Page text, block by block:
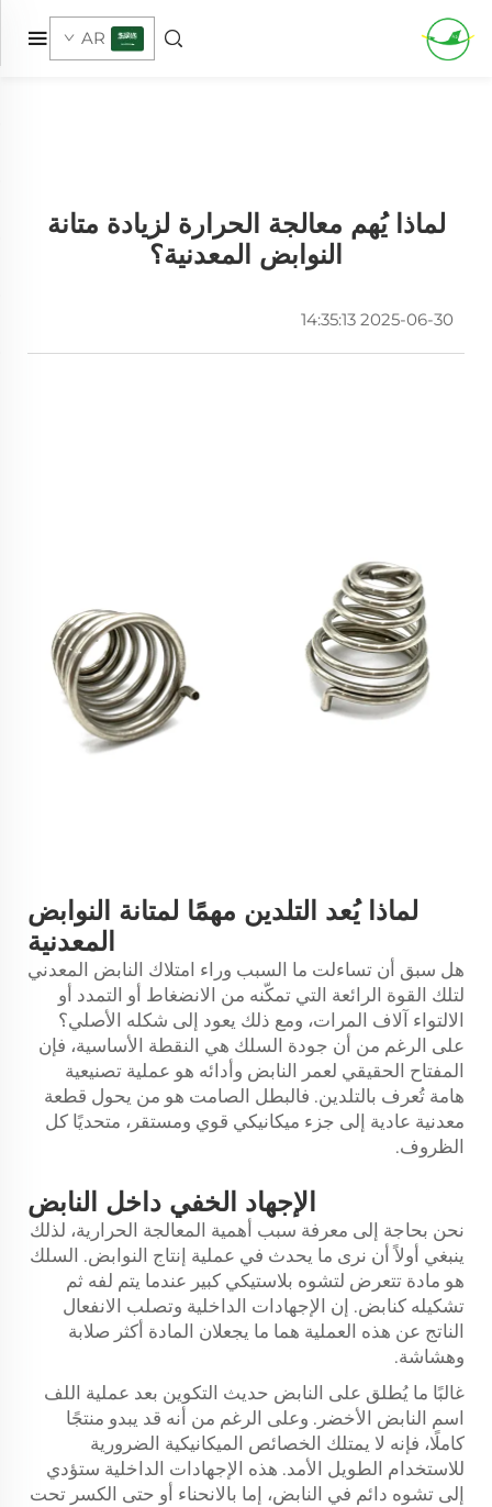
AR
لماذا يُهم معالجة الحرارة لزيادة متانة
النوابض المعدنية؟
2025-06-30 14:35:13
لماذا يُعد التلدين مهمًا لمتانة النوابض
المعدنية
هل سبق أن تساءلت ما السبب وراء امتلاك النابض المعدني
لتلك القوة الرائعة التي تمكّنه من الانضغاط أو التمدد أو
الالتواء آلاف المرات، ومع ذلك يعود إلى شكله الأصلي؟
على الرغم من أن جودة السلك هي النقطة الأساسية، فإن
المفتاح الحقيقي لعمر النابض وأدائه هو عملية تصنيعية
هامة تُعرف بالتلدين. فالبطل الصامت هو من يحول قطعة
معدنية عادية إلى جزء ميكانيكي قوي ومستقر، متحديًا كل
الظروف.
الإجهاد الخفي داخل النابض
نحن بحاجة إلى معرفة سبب أهمية المعالجة الحرارية، لذلك
ينبغي أولاً أن نرى ما يحدث في عملية إنتاج النوابض. السلك
هو مادة تتعرض لتشوه بلاستيكي كبير عندما يتم لفه ثم
تشكيله كنابض. إن الإجهادات الداخلية وتصلب الانفعال
الناتج عن هذه العملية هما ما يجعلان المادة أكثر صلابة
وهشاشة.
غالبًا ما يُطلق على النابض حديث التكوين بعد عملية اللف
اسم النابض الأخضر. وعلى الرغم من أنه قد يبدو منتجًا
كاملًا، فإنه لا يمتلك الخصائص الميكانيكية الضرورية
للاستخدام الطويل الأمد. هذه الإجهادات الداخلية ستؤدي
إلى تشوه دائم في النابض، إما بالانحناء أو حتى الكسر تحت